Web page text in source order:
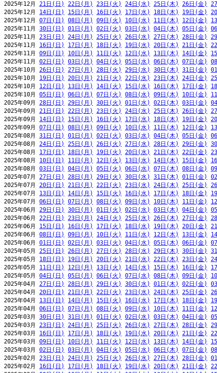
2025年12月 21日(日) 22日(月) 23日(火) 24日(水) 25日(木) 26日(金)
2025年12月 14日(日) 15日(月) 16日(火) 17日(水) 18日(木) 19日(金)
2025年12月 07日(日) 08日(月) 09日(火) 10日(水) 11日(木) 12日(金)
2025年11月 30日(日) 01日(月) 02日(火) 03日(水) 04日(木) 05日(金)
2025年11月 23日(日) 24日(月) 25日(火) 26日(水) 27日(木) 28日(金)
2025年11月 16日(日) 17日(月) 18日(火) 19日(水) 20日(木) 21日(金)
2025年11月 09日(日) 10日(月) 11日(火) 12日(水) 13日(木) 14日(金)
2025年11月 02日(日) 03日(月) 04日(火) 05日(水) 06日(木) 07日(金)
2025年10月 26日(日) 27日(月) 28日(火) 29日(水) 30日(木) 31日(金)
2025年10月 19日(日) 20日(月) 21日(火) 22日(水) 23日(木) 24日(金)
2025年10月 12日(日) 13日(月) 14日(火) 15日(水) 16日(木) 17日(金)
2025年10月 05日(日) 06日(月) 07日(火) 08日(水) 09日(木) 10日(金)
2025年09月 28日(日) 29日(月) 30日(火) 01日(水) 02日(木) 03日(金)
2025年09月 21日(日) 22日(月) 23日(火) 24日(水) 25日(木) 26日(金)
2025年09月 14日(日) 15日(月) 16日(火) 17日(水) 18日(木) 19日(金)
2025年09月 07日(日) 08日(月) 09日(火) 10日(水) 11日(木) 12日(金)
2025年08月 31日(日) 01日(月) 02日(火) 03日(水) 04日(木) 05日(金)
2025年08月 24日(日) 25日(月) 26日(火) 27日(水) 28日(木) 29日(金)
2025年08月 17日(日) 18日(月) 19日(火) 20日(水) 21日(木) 22日(金)
2025年08月 10日(日) 11日(月) 12日(火) 13日(水) 14日(木) 15日(金)
2025年08月 03日(日) 04日(月) 05日(火) 06日(水) 07日(木) 08日(金)
2025年07月 27日(日) 28日(月) 29日(火) 30日(水) 31日(木) 01日(金)
2025年07月 20日(日) 21日(月) 22日(火) 23日(水) 24日(木) 25日(金)
2025年07月 13日(日) 14日(月) 15日(火) 16日(水) 17日(木) 18日(金)
2025年07月 06日(日) 07日(月) 08日(火) 09日(水) 10日(木) 11日(金)
2025年06月 29日(日) 30日(月) 01日(火) 02日(水) 03日(木) 04日(金)
2025年06月 22日(日) 23日(月) 24日(火) 25日(水) 26日(木) 27日(金)
2025年06月 15日(日) 16日(月) 17日(火) 18日(水) 19日(木) 20日(金)
2025年06月 08日(日) 09日(月) 10日(火) 11日(水) 12日(木) 13日(金)
2025年06月 01日(日) 02日(月) 03日(火) 04日(水) 05日(木) 06日(金)
2025年05月 25日(日) 26日(月) 27日(火) 28日(水) 29日(木) 30日(金)
2025年05月 18日(日) 19日(月) 20日(火) 21日(水) 22日(木) 23日(金)
2025年05月 11日(日) 12日(月) 13日(火) 14日(水) 15日(木) 16日(金)
2025年05月 04日(日) 05日(月) 06日(火) 07日(水) 08日(木) 09日(金)
2025年04月 27日(日) 28日(月) 29日(火) 30日(水) 01日(木) 02日(金)
2025年04月 20日(日) 21日(月) 22日(火) 23日(水) 24日(木) 25日(金)
2025年04月 13日(日) 14日(月) 15日(火) 16日(水) 17日(木) 18日(金)
2025年04月 06日(日) 07日(月) 08日(火) 09日(水) 10日(木) 11日(金)
2025年03月 30日(日) 31日(月) 01日(火) 02日(水) 03日(木) 04日(金)
2025年03月 23日(日) 24日(月) 25日(火) 26日(水) 27日(木) 28日(金)
2025年03月 16日(日) 17日(月) 18日(火) 19日(水) 20日(木) 21日(金)
2025年03月 09日(日) 10日(月) 11日(火) 12日(水) 13日(木) 14日(金)
2025年03月 02日(日) 03日(月) 04日(火) 05日(水) 06日(木) 07日(金)
2025年02月 23日(日) 24日(月) 25日(火) 26日(水) 27日(木) 28日(金)
2025年02月 16日(日) 17日(月) 18日(火) 19日(水) 20日(木) 21日(金)